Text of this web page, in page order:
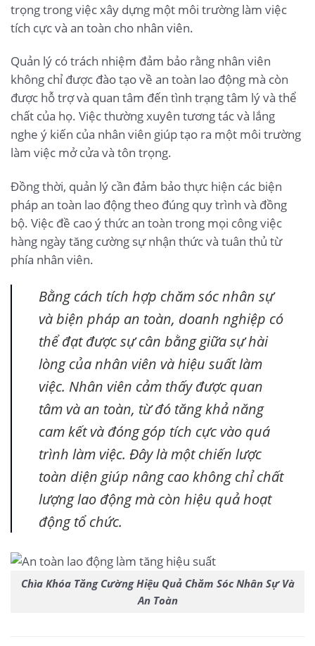
trọng trong việc xây dựng một môi trường làm việc
tích cực và an toàn cho nhân viên.
Quản lý có trách nhiệm đảm bảo rằng nhân viên
không chỉ được đào tạo về an toàn lao động mà còn
được hỗ trợ và quan tâm đến tình trạng tâm lý và thể
chất của họ. Việc thường xuyên tương tác và lắng
nghe ý kiến của nhân viên giúp tạo ra một môi trường
làm việc mở cửa và tôn trọng.
Đồng thời, quản lý cần đảm bảo thực hiện các biện
pháp an toàn lao động theo đúng quy trình và đồng
bộ. Việc đề cao ý thức an toàn trong mọi công việc
hàng ngày tăng cường sự nhận thức và tuân thủ từ
phía nhân viên.
Bằng cách tích hợp chăm sóc nhân sự
và biện pháp an toàn, doanh nghiệp có
thể đạt được sự cân bằng giữa sự hài
lòng của nhân viên và hiệu suất làm
việc. Nhân viên cảm thấy được quan
tâm và an toàn, từ đó tăng khả năng
cam kết và đóng góp tích cực vào quá
trình làm việc. Đây là một chiến lược
toàn diện giúp nâng cao không chỉ chất
lượng lao động mà còn hiệu quả hoạt
động tổ chức.
Chìa Khóa Tăng Cường Hiệu Quả Chăm Sóc Nhân Sự Và
An Toàn